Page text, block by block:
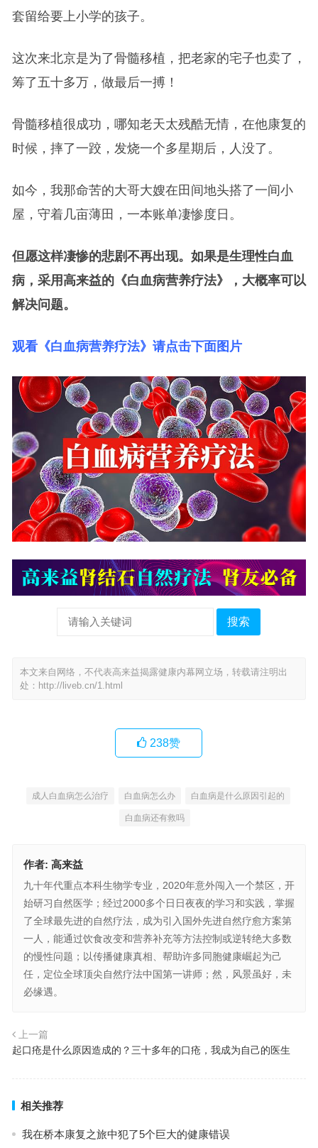
套留给要上小学的孩子。
这次来北京是为了骨髓移植，把老家的宅子也卖了，
筹了五十多万，做最后一搏！
骨髓移植很成功，哪知老天太残酷无情，在他康复的
时候，摔了一跤，发烧一个多星期后，人没了。
如今，我那命苦的大哥大嫂在田间地头搭了一间小
屋，守着几亩薄田，一本账单凄惨度日。
但愿这样凄惨的悲剧不再出现。如果是生理性白血
病，采用高来益的《白血病营养疗法》，大概率可以
解决问题。
观看《白血病营养疗法》请点击下面图片
搜索
本文来自网络，不代表高来益揭露健康内幕网立场，转载请注明出
处： http://liveb.cn/1.html
238赞
成人白血病怎么治疗 白血病怎么办 白血病是什么原因引起的
白血病还有救吗
作者: 高来益
九十年代重点本科生物学专业，2020年意外闯入一个禁区，开
始研习自然医学；经过2000多个日日夜夜的学习和实践，掌握
了全球最先进的自然疗法，成为引入国外先进自然疗愈方案第
一人，能通过饮食改变和营养补充等方法控制或逆转绝大多数
的慢性问题；以传播健康真相、帮助许多同胞健康崛起为己
任，定位全球顶尖自然疗法中国第一讲师；然，风景虽好，未
必缘遇。
上一篇
起口疮是什么原因造成的？三十多年的口疮，我成为自己的医生
相关推荐
我在桥本康复之旅中犯了5个巨大的健康错误